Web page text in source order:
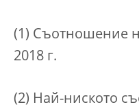
(1) Съотношение
2018 г.
(2) Най-ниското